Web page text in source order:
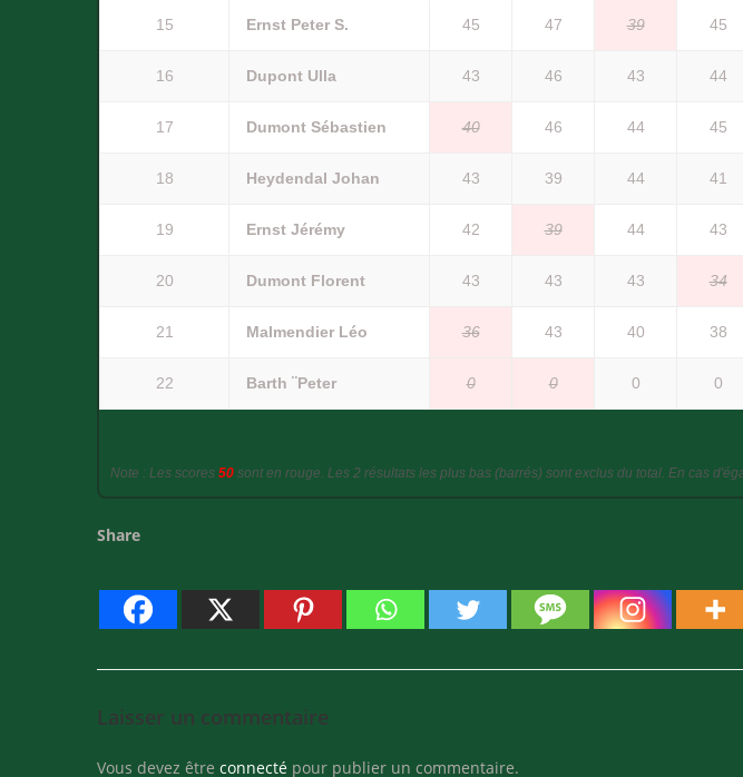
15 Ernst Peter S. 45 47 39 45
16 Dupont Ulla 43 46 43 44
17 Dumont Sébastien 40 46 44 45
18 Heydendal Johan 43 39 44 41
19 Ernst Jérémy 42 39 44 43
20 Dumont Florent 43 43 43 34
21 Malmendier Léo 36 43 40 38
22 Barth ¨Peter 0 0 0 0
Note : Les scores 50 sont en rouge. Les 2 résultats les plus bas (barrés) sont exclus du total. En cas
Share
Laisser un commentaire
Vous devez être connecté pour publier un commentaire.